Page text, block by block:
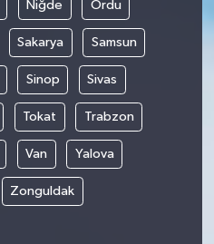
Niğde Ordu
Sakarya Samsun
Sinop Sivas
Tokat Trabzon
Van Yalova
Zonguldak